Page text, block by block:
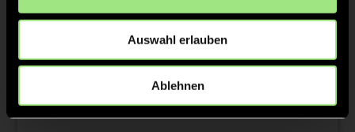
Auswahl erlauben
Ablehnen
3:2 Gustav K., 16’
6:2 Domenico S., 24’